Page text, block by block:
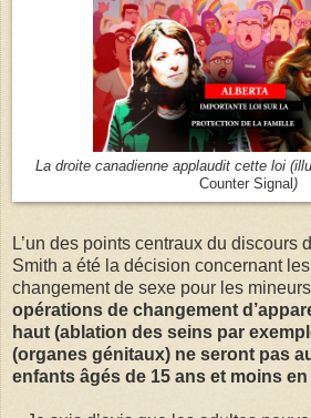
La droite canadienne applaudit cette loi
Counter Signal )
L’un des points centraux du discours
Smith a été la décision concernant
changement de sexe pour les
opérations de changement
haut (ablation des seins par
(organes génitaux) ne seront pas
enfants âgés de 15 ans et moins